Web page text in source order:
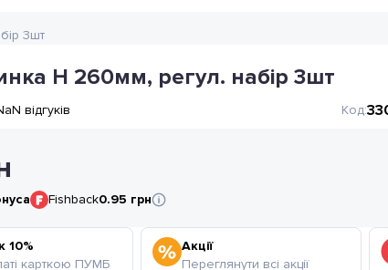
3шт
Н 260мм, регул. набір 3шт
відгуків Код:
Fishback0.95 грн
10%
карткою ПУМБ
Акції
Переглянути всі акції